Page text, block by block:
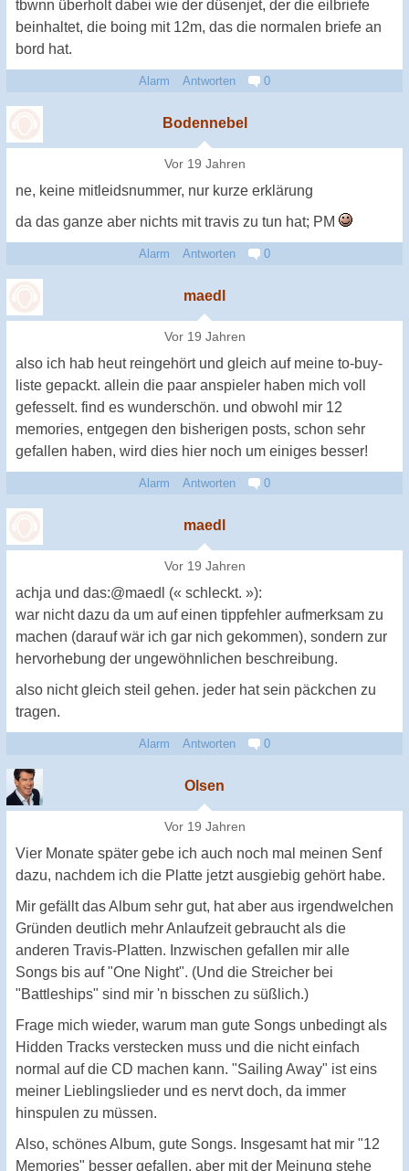
tbwnn überholt dabei wie der düsenjet, der die eilbriefe
beinhaltet, die boing mit 12m, das die normalen briefe an
bord hat.
Alarm Antworten 0
Bodennebel
Vor 19 Jahren
ne, keine mitleidsnummer, nur kurze erklärung
da das ganze aber nichts mit travis zu tun hat; PM
Alarm Antworten 0
maedl
Vor 19 Jahren
also ich hab heut reingehört und gleich auf meine to-buy-
liste gepackt. allein die paar anspieler haben mich voll
gefesselt. find es wunderschön. und obwohl mir 12
memories, entgegen den bisherigen posts, schon sehr
gefallen haben, wird dies hier noch um einiges besser!
Alarm Antworten 0
maedl
Vor 19 Jahren
achja und das:@maedl (« schleckt. »):
war nicht dazu da um auf einen tippfehler aufmerksam zu
machen (darauf wär ich gar nich gekommen), sondern zur
hervorhebung der ungewöhnlichen beschreibung.
also nicht gleich steil gehen. jeder hat sein päckchen zu
tragen.
Alarm Antworten 0
Olsen
Vor 19 Jahren
Vier Monate später gebe ich auch noch mal meinen Senf
dazu, nachdem ich die Platte jetzt ausgiebig gehört habe.
Mir gefällt das Album sehr gut, hat aber aus irgendwelchen
Gründen deutlich mehr Anlaufzeit gebraucht als die
anderen Travis-Platten. Inzwischen gefallen mir alle
Songs bis auf "One Night". (Und die Streicher bei
"Battleships" sind mir 'n bisschen zu süßlich.)
Frage mich wieder, warum man gute Songs unbedingt als
Hidden Tracks verstecken muss und die nicht einfach
normal auf die CD machen kann. "Sailing Away" ist eins
meiner Lieblingslieder und es nervt doch, da immer
hinspulen zu müssen.
Also, schönes Album, gute Songs. Insgesamt hat mir "12
Memories" besser gefallen, aber mit der Meinung stehe